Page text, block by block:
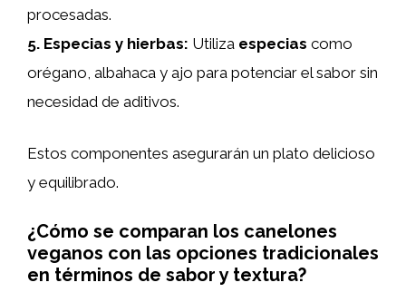
procesadas.
5. Especias y hierbas: Utiliza especias como
orégano, albahaca y ajo para potenciar el sabor sin
necesidad de aditivos.
Estos componentes asegurarán un plato delicioso
y equilibrado.
¿Cómo se comparan los canelones
veganos con las opciones tradicionales
en términos de sabor y textura?